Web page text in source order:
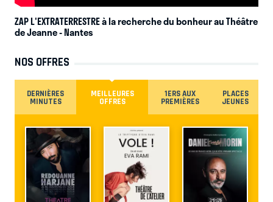
ZAP L'EXTRATERRESTRE à la recherche du bonheur au Théâtre
de Jeanne- Nantes
NOS OFFRES
DERNIÈRES
MINUTES
MEILLEURES
OFFRES
1ERS AUX
PREMIÈRES
PLACES
JEUNES